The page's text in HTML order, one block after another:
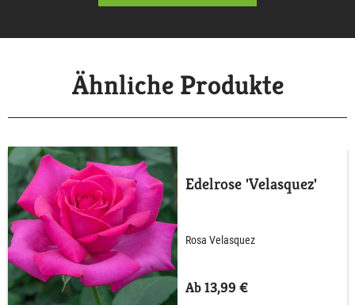
Ähnliche Produkte
Edelrose 'Velasquez'
Rosa Velasquez
Ab 13,99 €